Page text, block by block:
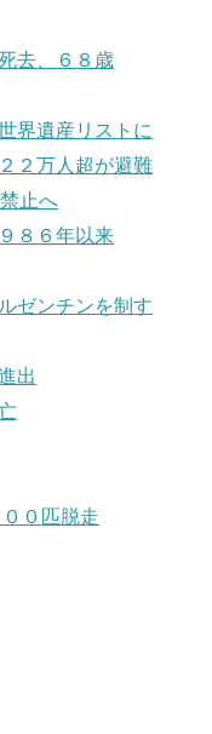
去、６８歳
界遺産リストに
２万人超が避難
止へ
８６年以来
ゼンチンを制す
出
０匹脱走